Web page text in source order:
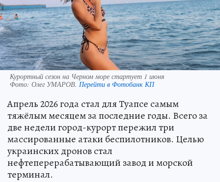
Курортный сезон на Черном море стартует 1 июня
Фото: Олег УМАРОВ. Перейти в Фотобанк КП
Апрель 2026 года стал для Туапсе самым
тяжёлым месяцем за последние годы. Всего за
две недели город-курорт пережил три
массированные атаки беспилотников. Целью
украинских дронов стал
нефтеперерабатывающий завод и морской
терминал.